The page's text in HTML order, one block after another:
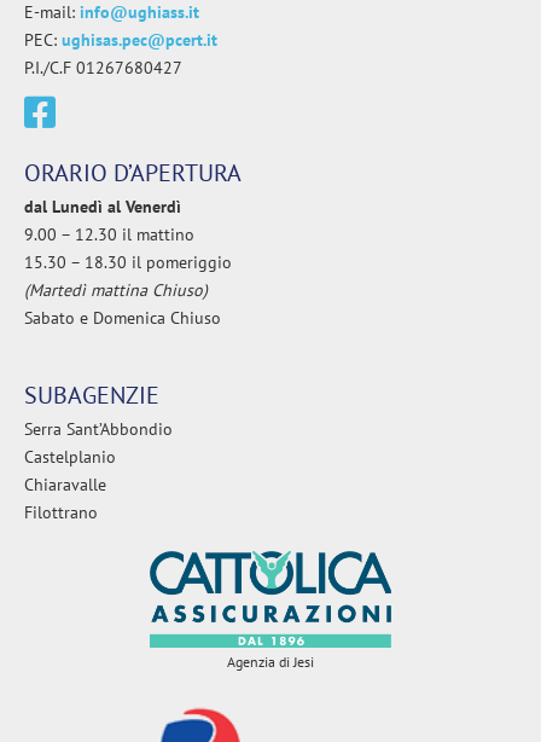
E-mail: info@ughiass.it
PEC: ughisas.pec@pcert.it
P.I./C.F 01267680427
ORARIO D’APERTURA
dal Lunedì al Venerdì
9.00 – 12.30 il mattino
15.30 – 18.30 il pomeriggio
(Martedì mattina Chiuso)
Sabato e Domenica Chiuso
SUBAGENZIE
Serra Sant’Abbondio
Castelplanio
Chiaravalle
Filottrano
Agenzia di Jesi